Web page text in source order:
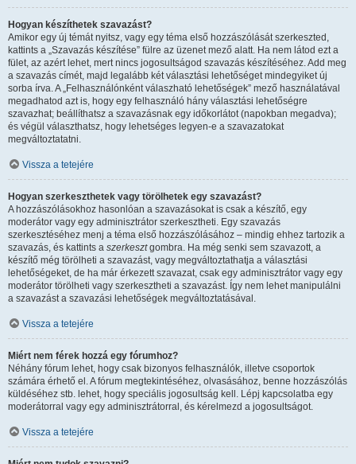
Hogyan készíthetek szavazást?
Amikor egy új témát nyitsz, vagy egy téma első hozzászólását szerkeszted,
kattints a „Szavazás készítése” fülre az üzenet mező alatt. Ha nem látod ezt a
fület, az azért lehet, mert nincs jogosultságod szavazás készítéséhez. Add meg
a szavazás címét, majd legalább két választási lehetőséget mindegyiket új
sorba írva. A „Felhasználónként válaszható lehetőségek” mező használatával
megadhatod azt is, hogy egy felhasználó hány választási lehetőségre
szavazhat; beállíthatsz a szavazásnak egy időkorlátot (napokban megadva);
és végül választhatsz, hogy lehetséges legyen-e a szavazatokat
megváltoztatatni.
Vissza a tetejére
Hogyan szerkeszthetek vagy törölhetek egy szavazást?
A hozzászólásokhoz hasonlóan a szavazásokat is csak a készítő, egy
moderátor vagy egy adminisztrátor szerkesztheti. Egy szavazás
szerkesztéséhez menj a téma első hozzászólásához – mindig ehhez tartozik a
szavazás, és kattints a szerkesztgombra. Ha még senki sem szavazott, a
készítő még törölheti a szavazást, vagy megváltoztathatja a választási
lehetőségeket, de ha már érkezett szavazat, csak egy adminisztrátor vagy egy
moderátor törölheti vagy szerkesztheti a szavazást. Így nem lehet manipulálni
a szavazást a szavazási lehetőségek megváltoztatásával.
Vissza a tetejére
Miért nem férek hozzá egy fórumhoz?
Néhány fórum lehet, hogy csak bizonyos felhasználók, illetve csoportok
számára érhető el. A fórum megtekintéséhez, olvasásához, benne hozzászólás
küldéséhez stb. lehet, hogy speciális jogosultság kell. Lépj kapcsolatba egy
moderátorral vagy egy adminisztrátorral, és kérelmezd a jogosultságot.
Vissza a tetejére